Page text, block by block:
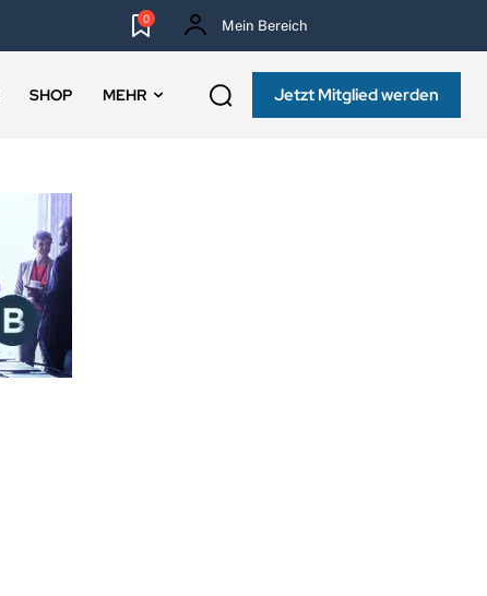
0 Mein Bereich
SHOP MEHR Jetzt Mitglied werden